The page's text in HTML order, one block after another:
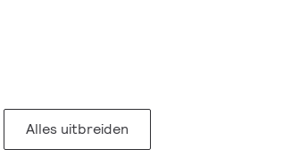
Alles uitbreiden